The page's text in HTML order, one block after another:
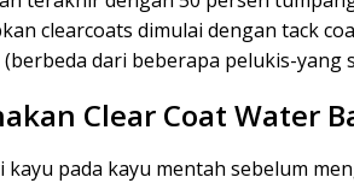
clearcoats dimulai dengan tack
dari beberapa pelukis-
Clear Coat Water
pada kayu mentah sebelum